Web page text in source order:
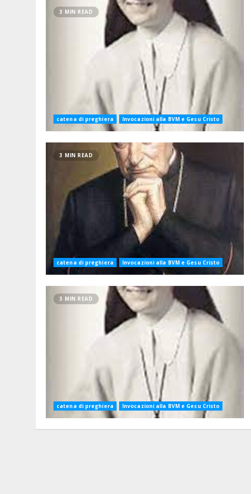
3 MIN READ
catena di preghiera Invocazioni alla BVM e Gesu Cristo
3 MIN READ
catena di preghiera Invocazioni alla BVM e Gesu Cristo
3 MIN READ
catena di preghiera Invocazioni alla BVM e Gesu Cristo